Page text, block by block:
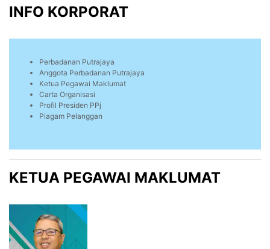
INFO KORPORAT
Perbadanan Putrajaya
Anggota Perbadanan Putrajaya
Ketua Pegawai Maklumat
Carta Organisasi
Profil Presiden PPj
Piagam Pelanggan
KETUA PEGAWAI MAKLUMAT